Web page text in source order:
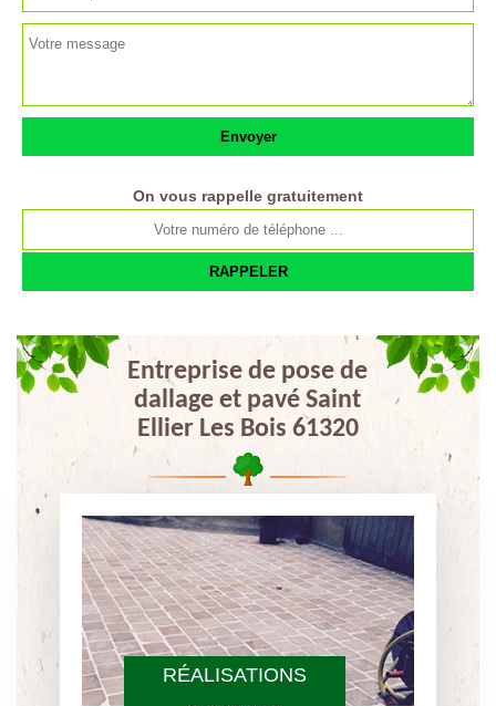
RÉALISATIONS
On vous rappelle gratuitement
Entreprise de pose de
dallage et pavé Saint
Ellier Les Bois 61320